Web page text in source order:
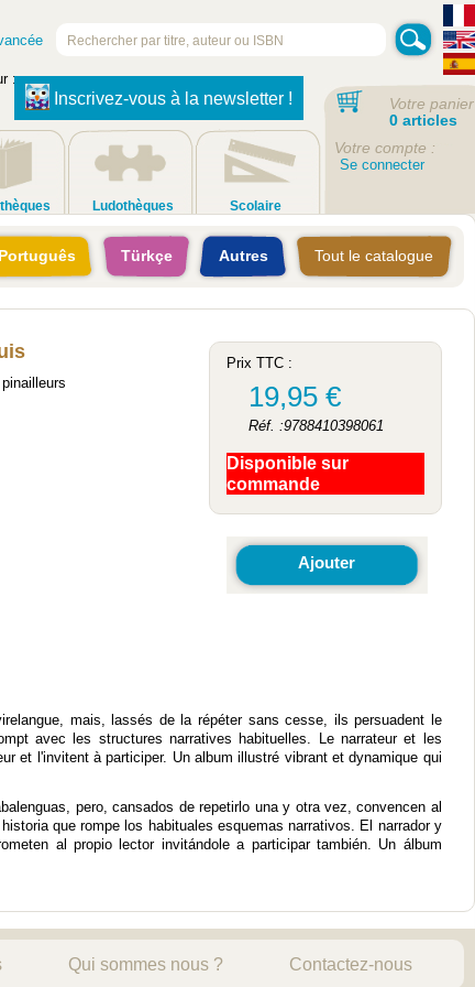
:
Inscrivez-vous à la newsletter !
Ludothèques Scolaire
Votre panier
0 articles
Votre compte :
Se connecter
Português Türkçe Autres Tout le catalogue
Prix TTC :
19,95 €
Réf. :9788410398061
Disponible sur
commande
Ajouter
mais, lassés de la répéter sans cesse, ils persuadent le
avec les structures narratives habituelles. Le narrateur et les
et l'invitent à participer. Un album illustré vibrant et dynamique qui
pero, cansados de repetirlo una y otra vez, convencen al
que rompe los habituales esquemas narrativos. El narrador y
al propio lector invitándole a participar también. Un álbum
Qui sommes nous ? Contactez-nous